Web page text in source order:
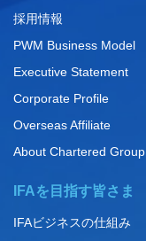
採用情報
PWM Business Model
Executive Statement
Corporate Profile
Overseas Affiliate
About Chartered Group
IFAを目指す皆さま
IFAビジネスの仕組み